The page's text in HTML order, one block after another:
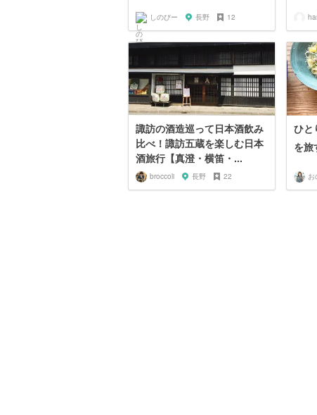
しのびー 長野 12
諏訪の酒造巡って日本酒飲み
比べ！諏訪五蔵を楽しむ日本
酒旅行【真澄・横笛・...
broccoli 長野 22
ひと
を
お